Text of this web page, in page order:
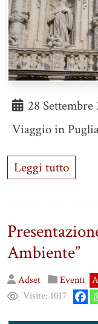
28 Settembre
Viaggio in
Leggi tutto
Ambiente”
Adset Eventi
Visite: 1017